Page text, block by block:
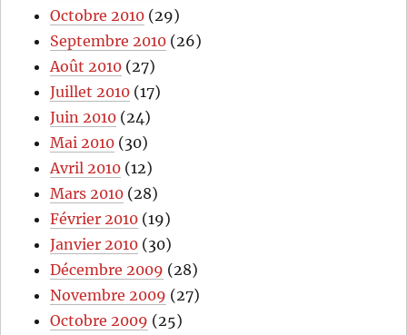
Octobre 2010 (29)
Septembre 2010 (26)
Août 2010 (27)
Juillet 2010 (17)
Juin 2010 (24)
Mai 2010 (30)
Avril 2010 (12)
Mars 2010 (28)
Février 2010 (19)
Janvier 2010 (30)
Décembre 2009 (28)
Novembre 2009 (27)
Octobre 2009 (25)